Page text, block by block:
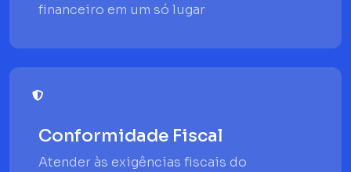
financeiro em um só lugar
Conformidade Fiscal
Atender às exigências fiscais do